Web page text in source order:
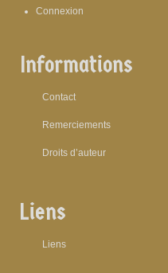
Connexion
Informations
Contact
Remerciements
Droits d’auteur
Liens
Liens